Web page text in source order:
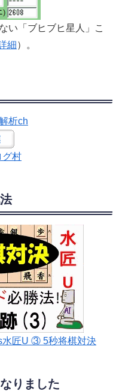
い「ブヒブヒ星人」こ
細）。
析ch
グ村
水匠U ③ 5秒将棋対決
りました